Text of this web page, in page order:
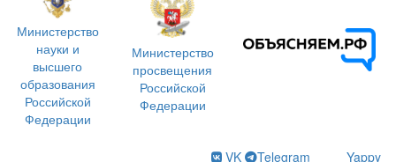
Министерство
науки и
высшего
образования
Российской
Федерации
Министерство
просвещения
Российской
Федерации
VK Telegram
Yappy